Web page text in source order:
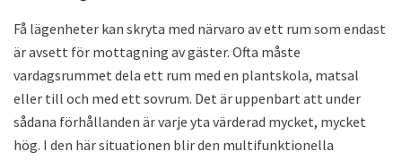
Få lägenheter kan skryta med närvaro av ett rum som endast
är avsett för mottagning av gäster. Ofta måste
vardagsrummet dela ett rum med en plantskola, matsal
eller till och med ett sovrum. Det är uppenbart att under
sådana förhållanden är varje yta värderad mycket, mycket
hög. I den här situationen blir den multifunktionella